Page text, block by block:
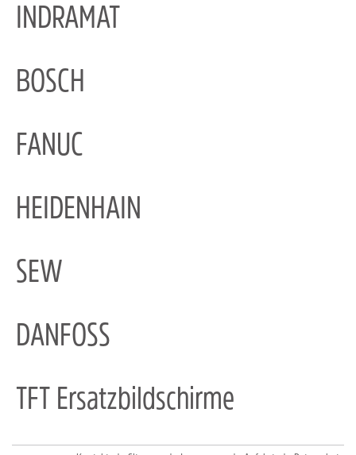
INDRAMAT
BOSCH
FANUC
HEIDENHAIN
SEW
DANFOSS
TFT Ersatzbildschirme